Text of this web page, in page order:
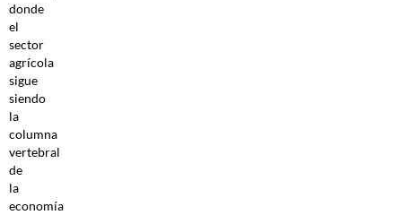
donde
el
sector
agrícola
sigue
siendo
la
columna
vertebral
de
la
economía